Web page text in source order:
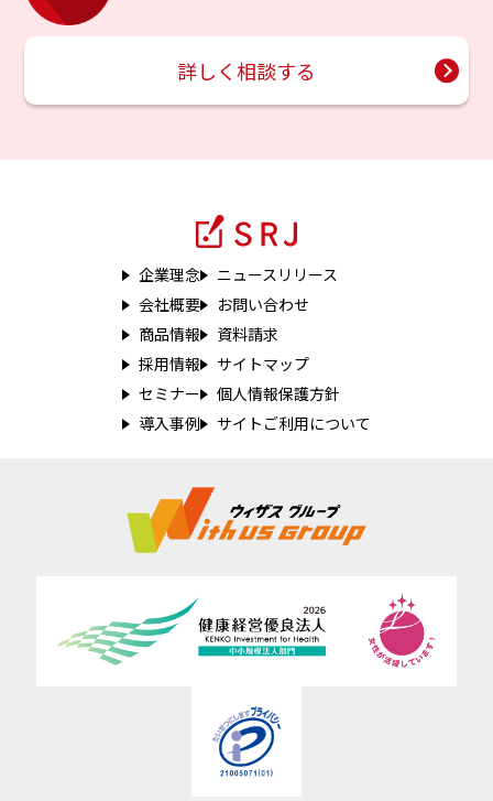
詳しく相談する
企業理念
会社概要
商品情報
採用情報
セミナー
導入事例
ニュースリリース
お問い合わせ
資料請求
サイトマップ
個人情報保護方針
サイトご利用について